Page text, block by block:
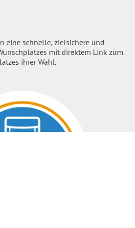
eine schnelle, zielsichere und
mit direktem Link zum
ihrer Wahl.